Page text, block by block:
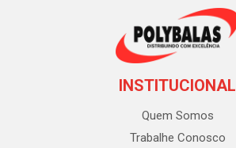
INSTITUCIONAL
Quem Somos
Trabalhe Conosco